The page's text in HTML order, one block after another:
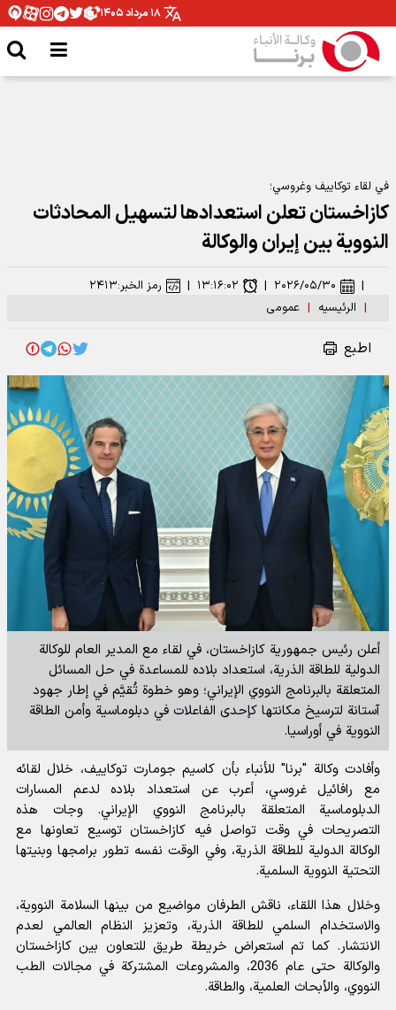
۱۸ مرداد ۱۴۰۵
في لقاء توكاييف وغروسي؛
كازاخستان تعلن استعدادها لتسهيل المحادثات
النووية بين إيران والوكالة
| الرئیسیه | عمومی
| ۲۰۲۶/۰۵/۳۰ | ۱۳:۱۶:۰۲ | رمز الخبر:۲۴۱۳
اطبع
أعلن رئيس جمهورية كازاخستان، في لقاء مع المدير العام للوكالة
الدولية للطاقة الذرية، استعداد بلاده للمساعدة في حل المسائل
المتعلقة بالبرنامج النووي الإيراني؛ وهو خطوة تُقيَّم في إطار جهود
آستانة لترسيخ مكانتها كإحدى الفاعلات في دبلوماسية وأمن الطاقة
النووية في أوراسيا.
وأفادتوكالة "برنا" للأنباء بأن كاسيم جومارت توكاييف، خلال لقائه
مع رافائيل غروسي، أعرب عن استعداد بلاده لدعم المسارات
الدبلوماسية المتعلقة بالبرنامج النووي الإيراني. وجات هذه
التصريحات في وقت تواصل فيه كازاخستان توسيع تعاونها مع
الوكالة الدولية للطاقة الذرية، وفي الوقت نفسه تطور برامجها وبنيتها
التحتية النووية السلمية.
وخلال هذا اللقاء، ناقش الطرفان مواضيع من بينها السلامة النووية،
والاستخدام السلمي للطاقة الذرية، وتعزيز النظام العالمي لعدم
الانتشار. كما تم استعراض خريطة طريق للتعاون بين كازاخستان
والوكالة حتى عام 2036، والمشروعات المشتركة في مجالات الطب
النووي، والأبحاث العلمية، والطاقة.